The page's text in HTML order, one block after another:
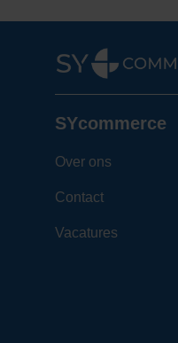
SYcommerce
Over ons
Contact
Vacatures